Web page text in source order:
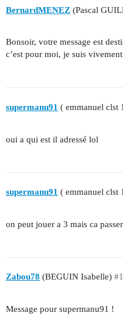
BernardMENEZ (Pascal
Bonsoir, votre message est
c’est pour moi, je suis
supermanu91 ( emmanuel clst
oui a qui est il adressé lol
supermanu91 ( emmanuel clst
on peut jouer a 3 mais ca
Zabou78 (BEGUIN Isabelle)
Message pour supermanu91 !